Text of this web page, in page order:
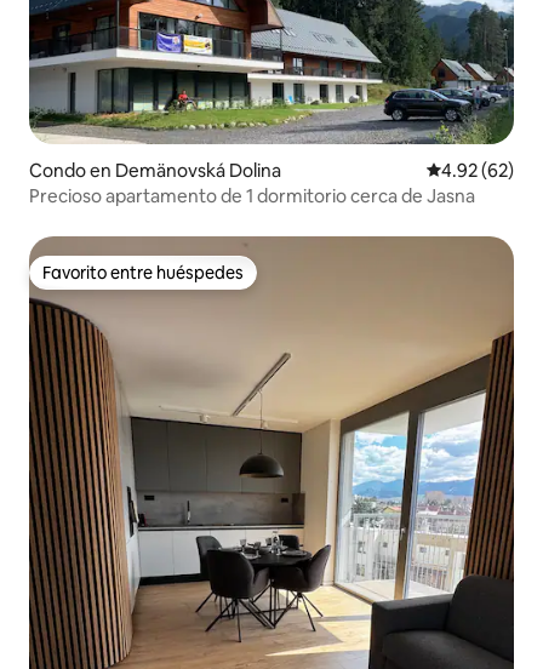
Condo en Demänovská Dolina Calificación
4.92 (62)
Precioso apartamento de 1 dormitorio cerca de Jasna
Favorito entre huéspedes
Favorito entre huéspedes